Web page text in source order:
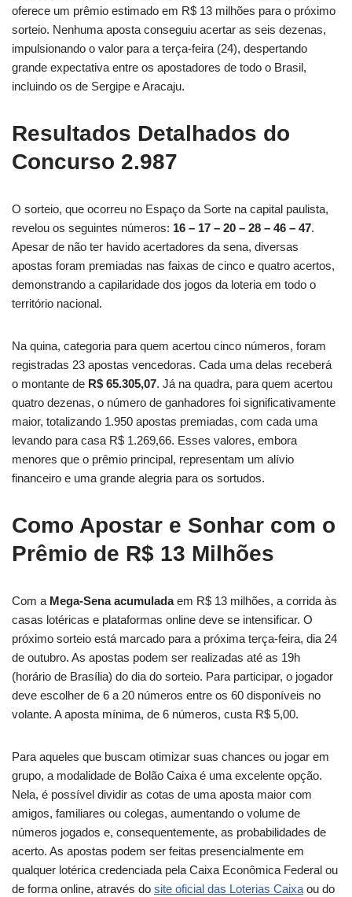
oferece um prêmio estimado em R$ 13 milhões para o próximo
sorteio. Nenhuma aposta conseguiu acertar as seis dezenas,
impulsionando o valor para a terça-feira (24), despertando
grande expectativa entre os apostadores de todo o Brasil,
incluindo os de Sergipe e Aracaju.
Resultados Detalhados do
Concurso 2.987
O sorteio, que ocorreu no Espaço da Sorte na capital paulista,
revelou os seguintes números: 16 – 17 – 20 – 28 – 46 – 47.
Apesar de não ter havido acertadores da sena, diversas
apostas foram premiadas nas faixas de cinco e quatro acertos,
demonstrando a capilaridade dos jogos da loteria em todo o
território nacional.
Na quina, categoria para quem acertou cinco números, foram
registradas 23 apostas vencedoras. Cada uma delas receberá
o montante de R$ 65.305,07. Já na quadra, para quem acertou
quatro dezenas, o número de ganhadores foi significativamente
maior, totalizando 1.950 apostas premiadas, com cada uma
levando para casa R$ 1.269,66. Esses valores, embora
menores que o prêmio principal, representam um alívio
financeiro e uma grande alegria para os sortudos.
Como Apostar e Sonhar com o
Prêmio de R$ 13 Milhões
Com a Mega-Sena acumuladaem R$ 13 milhões, a corrida às
casas lotéricas e plataformas online deve se intensificar. O
próximo sorteio está marcado para a próxima terça-feira, dia 24
de outubro. As apostas podem ser realizadas até as 19h
(horário de Brasília) do dia do sorteio. Para participar, o jogador
deve escolher de 6 a 20 números entre os 60 disponíveis no
volante. A aposta mínima, de 6 números, custa R$ 5,00.
Para aqueles que buscam otimizar suas chances ou jogar em
grupo, a modalidade de Bolão Caixa é uma excelente opção.
Nela, é possível dividir as cotas de uma aposta maior com
amigos, familiares ou colegas, aumentando o volume de
números jogados e, consequentemente, as probabilidades de
acerto. As apostas podem ser feitas presencialmente em
qualquer lotérica credenciada pela Caixa Econômica Federal ou
de forma online, através do site oficial das Loterias Caixa ou do